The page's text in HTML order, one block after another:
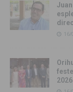
2026